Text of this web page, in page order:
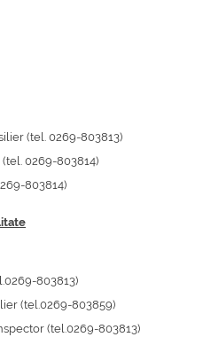
(tel. 0269-803813)
0269-803814)
803814)
803813)
(tel.0269-803859)
(tel.0269-803813)